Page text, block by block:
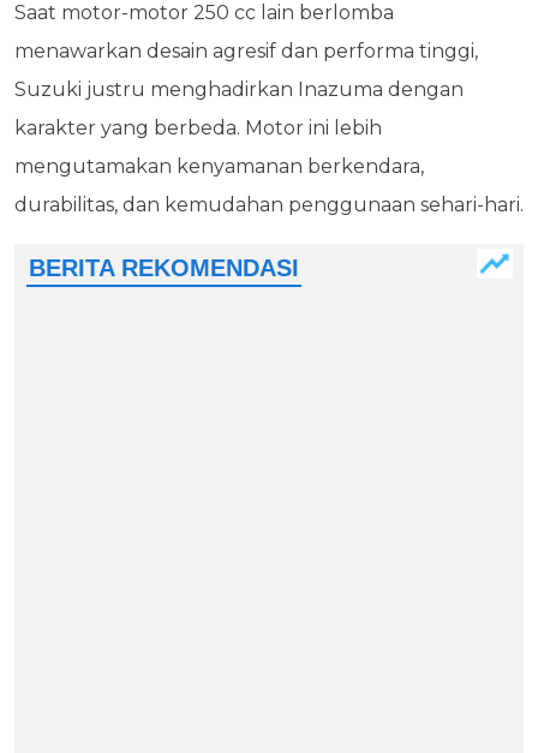
Saat motor-motor 250 cc lain berlomba
menawarkan desain agresif dan performa tinggi,
Suzuki justru menghadirkan Inazuma dengan
karakter yang berbeda. Motor ini lebih
mengutamakan kenyamanan berkendara,
durabilitas, dan kemudahan penggunaan sehari-hari.